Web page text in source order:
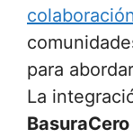
para
La
BasuraCero